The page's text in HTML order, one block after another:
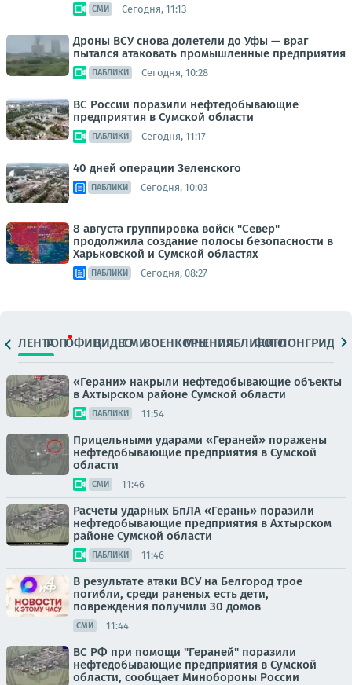
СМИ Сегодня, 11:13
Дроны ВСУ снова долетели до Уфы — враг
пытался атаковать промышленные предприятия
ПАБЛИКИ Сегодня, 10:28
ВС России поразили нефтедобывающие
предприятия в Сумской области
ПАБЛИКИ Сегодня, 11:17
40 дней операции Зеленского
ПАБЛИКИ Сегодня, 10:03
8 августа группировка войск "Север"
продолжила создание полосы безопасности в
Харьковской и Сумской областях
ПАБЛИКИ Сегодня, 08:27
ЛЕНТАТОПОФИЦ.ВИДЕОСМИВОЕНКОРЫМНЕНИЯПАБЛИКИ
ФОТОЛОНГРИДЫ
«Герани» накрыли нефтедобывающие объекты
в Ахтырском районе Сумской области
ПАБЛИКИ 11:54
Прицельными ударами «Гераней» поражены
нефтедобывающие предприятия в Сумской
области
СМИ 11:46
Расчеты ударных БпЛА «Герань» поразили
нефтедобывающие предприятия в Ахтырском
районе Сумской области
ПАБЛИКИ 11:46
В результате атаки ВСУ на Белгород трое
погибли, среди раненых есть дети,
повреждения получили 30 домов
СМИ 11:44
ВС РФ при помощи "Гераней" поразили
нефтедобывающие предприятия в Сумской
области, сообщает Минобороны России